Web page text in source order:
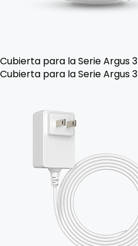
Cubierta para la Serie Argus 3
Cubierta para la Serie Argus 3